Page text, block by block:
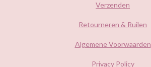
Verzenden
Retourneren & Ruilen
Algemene Voorwaarden
Privacy Policy